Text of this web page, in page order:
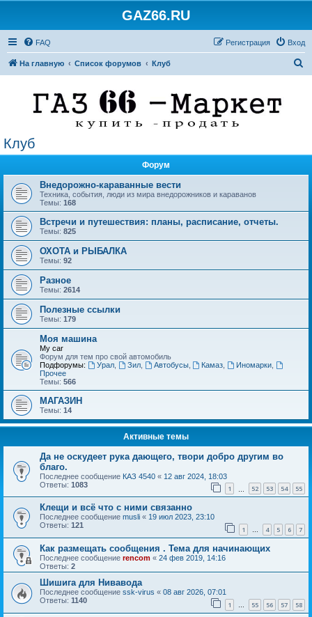
GAZ66.RU
FAQ Вход
Регистрация
На главную Список форумов Клуб
Клуб
Форум
Внедорожно-караванные вести
Техника, события, люди из мира внедорожников и караванов
Темы: 168
Встречи и путешествия: планы, расписание, отчеты.
Темы: 825
ОХОТА и РЫБАЛКА
Темы: 92
Разное
Темы: 2614
Полезные ссылки
Темы: 179
Моя машина
My car
Форум для тем про свой автомобиль
Подфорумы:
Урал, Зил, Автобусы, Камаз Иномарки
Прочее
Темы: 566
МАГАЗИН
Темы: 14
Активные темы
Да не оскудеет рука дающего, твори добро другим во
благо.
Последнее сообщение КАЗ 4540 « 12 авг 2024, 18:03
Ответы: 1083 1 52 53 54 55
Клещи и всё что с ними связанно
Последнее сообщение musli « 19 июл 2023, 23:10
Ответы: 121 1 … 4 5 6 7
Как размещать сообщения . Тема для начинающих
Последнее сообщение rencom « 24 фев 2019, 14:16
Ответы: 2
Шишига для Нивавода
Последнее сообщение ssk-virus « 08 авг 2026, 07:01
Ответы: 1140 1 … 55 56 57 58